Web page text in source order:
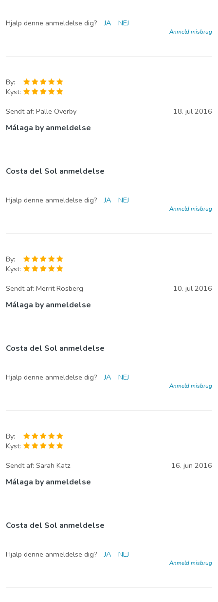
Hjalp denne anmeldelse dig? JA NEJ
Anmeld misbrug
By:
Kyst:
Sendt af: Palle Overby 18. jul 2016
Málaga by anmeldelse
Costa del Sol anmeldelse
Hjalp denne anmeldelse dig? JA NEJ
Anmeld misbrug
By:
Kyst:
Sendt af: Merrit Rosberg 10. jul 2016
Málaga by anmeldelse
Costa del Sol anmeldelse
Hjalp denne anmeldelse dig? JA NEJ
Anmeld misbrug
By:
Kyst:
Sendt af: Sarah Katz 16. jun 2016
Málaga by anmeldelse
Costa del Sol anmeldelse
Hjalp denne anmeldelse dig? JA NEJ
Anmeld misbrug